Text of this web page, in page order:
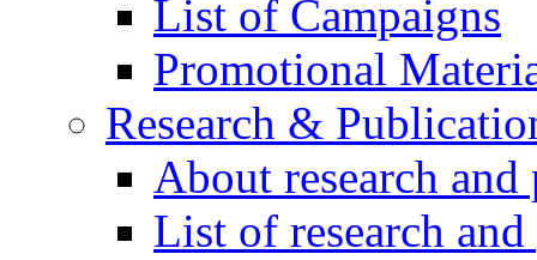
List of Campaigns
Promotional
Research &
About research
List of research